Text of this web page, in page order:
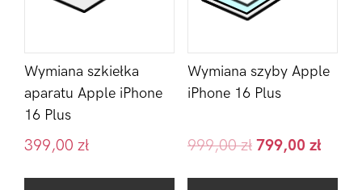
Wymiana szkiełka
aparatu Apple iPhone
16 Plus
399,00 zł
Wymiana szyby Apple
iPhone 16 Plus
999,00zł 799,00 zł